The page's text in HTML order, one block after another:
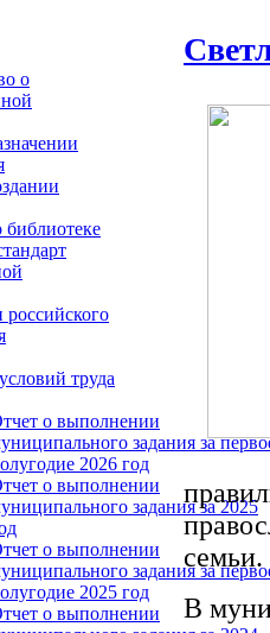
о
российского
труда
о выполнении
задания за
2026 год
о выполнении
задания за 2025
о выполнении
задания за
2025 год
о выполнении
семьи.
В